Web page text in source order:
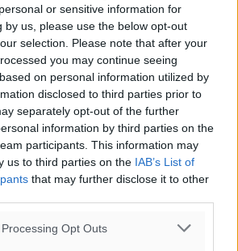
or sensitive information for
by us, please use the below opt-out
selection. Please note that after your
you may continue seeing
on personal information utilized by
disclosed to third parties prior to
separately opt-out of the further
information by third parties on the
participants. This information may
us to third parties on the IAB’s List of
that may further disclose it to other
Opt Outs